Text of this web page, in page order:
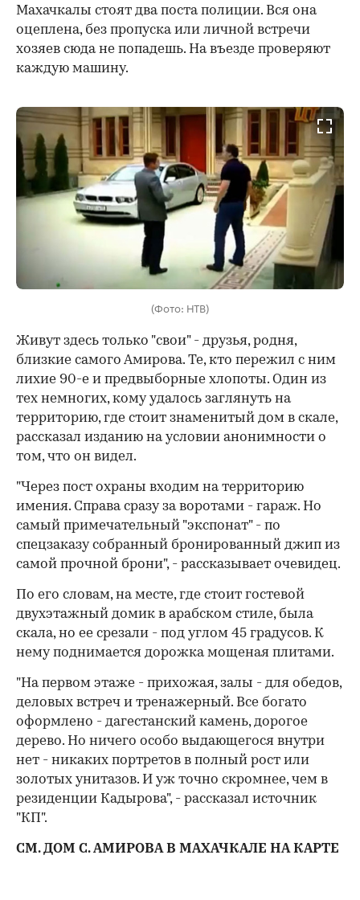
Махачкалы стоят два поста полиции. Вся она
оцеплена, без пропуска или личной встречи
хозяев сюда не попадешь. На въезде проверяют
каждую машину.
00:00
(Фото: НТВ)
Живут здесь только "свои" - друзья, родня,
близкие самого Амирова. Те, кто пережил с ним
лихие 90-е и предвыборные хлопоты. Один из
тех немногих, кому удалось заглянуть на
территорию, где стоит знаменитый дом в скале,
рассказал изданию на условии анонимности о
том, что он видел.
"Через пост охраны входим на территорию
имения. Справа сразу за воротами - гараж. Но
самый примечательный "экспонат" - по
спецзаказу собранный бронированный джип из
самой прочной брони", - рассказывает очевидец.
По его словам, на месте, где стоит гостевой
двухэтажный домик в арабском стиле, была
скала, но ее срезали - под углом 45 градусов. К
нему поднимается дорожка мощеная плитами.
"На первом этаже - прихожая, залы - для обедов,
деловых встреч и тренажерный. Все богато
оформлено - дагестанский камень, дорогое
дерево. Но ничего особо выдающегося внутри
нет - никаких портретов в полный рост или
золотых унитазов. И уж точно скромнее, чем в
резиденции Кадырова", - рассказал источник
"КП".
СМ. ДОМ С. АМИРОВА В МАХАЧКАЛЕ НА КАРТЕ